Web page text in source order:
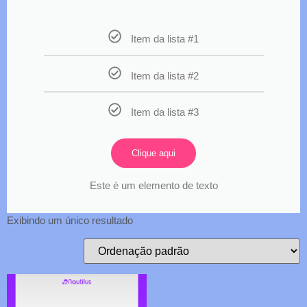
Item da lista #1
Item da lista #2
Item da lista #3
Clique aqui
Este é um elemento de texto
Exibindo um único resultado